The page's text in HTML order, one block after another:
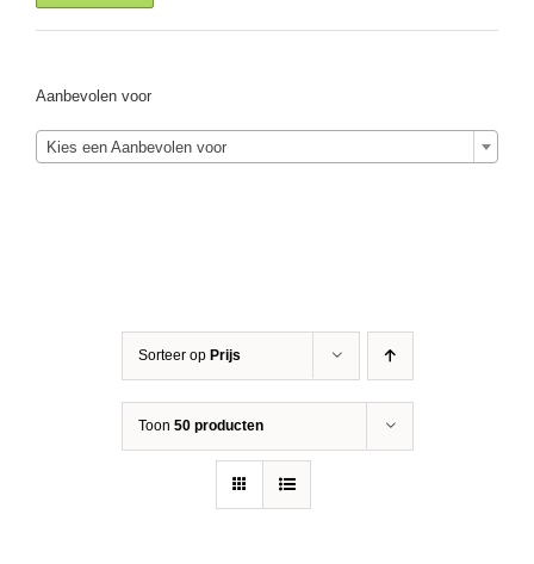
Sorteer op Prijs
Toon 50 producten
Aanbevolen voor
Kies een Aanbevolen voor